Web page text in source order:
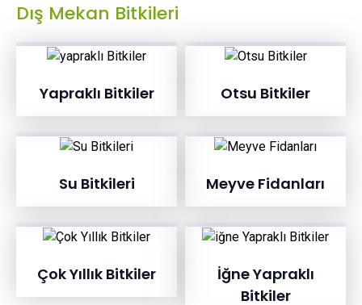
Dış Mekan Bitkileri
Yapraklı Bitkiler Otsu Bitkiler
Su Bitkileri Meyve Fidanları
Çok Yıllık Bitkiler
İğne Yapraklı
Bitkiler